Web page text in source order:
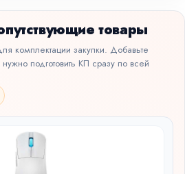
товары
комплектации закупки. Добавьте
подготовить КП сразу по всей